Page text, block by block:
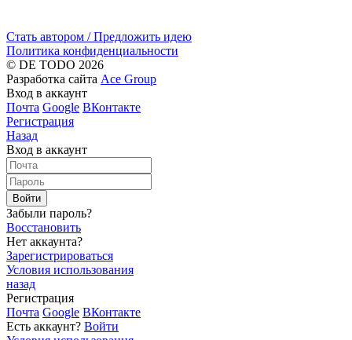
Стать автором / Предложить идею
Политика конфиденциальности
© DE TODO 2026
Разработка сайта Ace Group
Вход в аккаунт
Почта Google ВКонтакте
Регистрация
Назад
Вход в аккаунт
Войти
Забыли пароль?
Восстановить
Нет аккаунта?
Зарегистрироваться
Условия использования
назад
Регистрация
Почта Google ВКонтакте
Есть аккаунт? Войти